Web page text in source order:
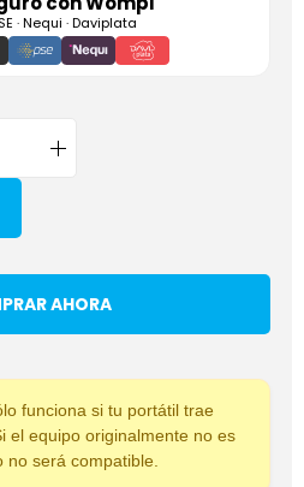
· Nequi · Daviplata
AHORA
funciona si tu portátil trae
el equipo originalmente no es
no será compatible.